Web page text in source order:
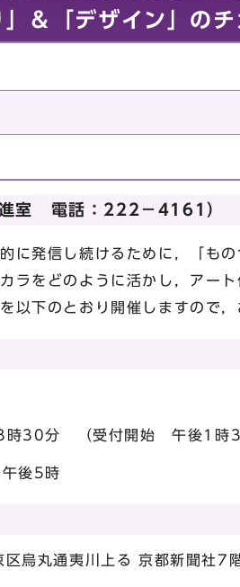
＆「デザイン」の
進室 電話：222－4161）
に発信し続けるために，「も
ラをどのように活かし，アー
以下のとおり開催しますので，
30分 （受付開始 午後1時
後5時
烏丸通夷川上る 京都新聞社7階